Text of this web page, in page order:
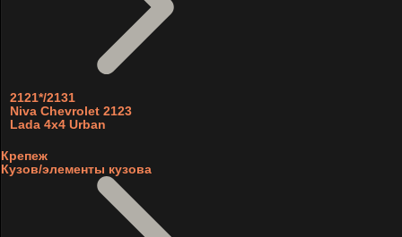
2121*/2131
Niva Chevrolet 2123
Lada 4x4 Urban
Крепеж
Кузов/элементы кузова